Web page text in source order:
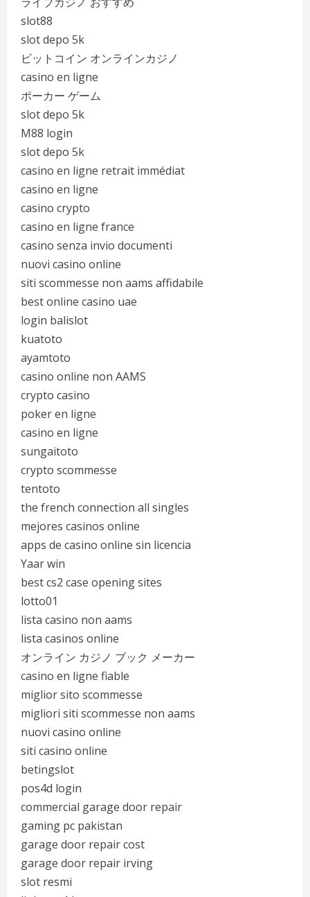
slot88
slot depo 5k
ビットコイン オンラインカジノ
casino en ligne
ポーカー ゲーム
slot depo 5k
M88 login
slot depo 5k
casino en ligne retrait immédiat
casino en ligne
casino crypto
casino en ligne france
casino senza invio documenti
nuovi casino online
siti scommesse non aams affidabile
best online casino uae
login balislot
kuatoto
ayamtoto
casino online non AAMS
crypto casino
poker en ligne
casino en ligne
sungaitoto
crypto scommesse
tentoto
the french connection all singles
mejores casinos online
apps de casino online sin licencia
Yaar win
best cs2 case opening sites
lotto01
lista casino non aams
lista casinos online
オンライン カジノ ブック メーカー
casino en ligne fiable
miglior sito scommesse
migliori siti scommesse non aams
nuovi casino online
siti casino online
betingslot
pos4d login
commercial garage door repair
gaming pc pakistan
garage door repair cost
garage door repair irving
slot resmi